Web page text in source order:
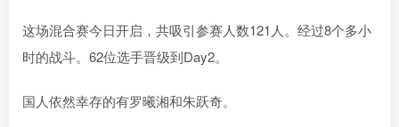
这场混合赛今日开启，共吸引参赛人数121人。经过8个多小
时的战斗。62位选手晋级到Day2。
国人依然幸存的有罗曦湘和朱跃奇。